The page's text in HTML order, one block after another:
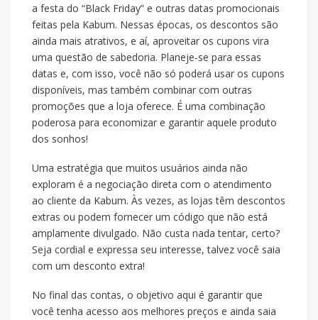
a festa do “Black Friday” e outras datas promocionais
feitas pela Kabum. Nessas épocas, os descontos são
ainda mais atrativos, e aí, aproveitar os cupons vira
uma questão de sabedoria. Planeje-se para essas
datas e, com isso, você não só poderá usar os cupons
disponíveis, mas também combinar com outras
promoções que a loja oferece. É uma combinação
poderosa para economizar e garantir aquele produto
dos sonhos!
Uma estratégia que muitos usuários ainda não
exploram é a negociação direta com o atendimento
ao cliente da Kabum. Às vezes, as lojas têm descontos
extras ou podem fornecer um código que não está
amplamente divulgado. Não custa nada tentar, certo?
Seja cordial e expressa seu interesse, talvez você saia
com um desconto extra!
No final das contas, o objetivo aqui é garantir que
você tenha acesso aos melhores preços e ainda saia